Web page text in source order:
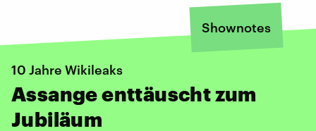
Shownotes
10 Jahre Wikileaks
Assange enttäuscht zum
Jubiläum